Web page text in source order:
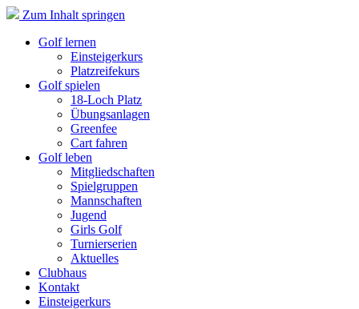
Zum Inhalt springen
Golf lernen
Einsteigerkurs
Platzreifekurs
Golf spielen
18-Loch Platz
Übungsanlagen
Greenfee
Cart fahren
Golf leben
Mitgliedschaften
Spielgruppen
Mannschaften
Jugend
Girls Golf
Turnierserien
Aktuelles
Clubhaus
Kontakt
Einsteigerkurs